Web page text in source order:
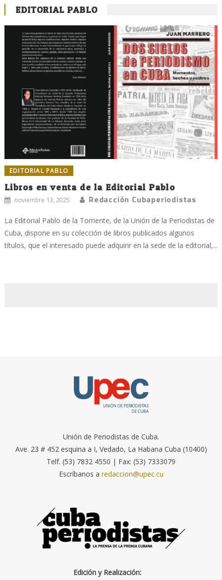
EDITORIAL PABLO
EDITORIAL PABLO
Libros en venta de la Editorial Pablo
noviembre 13, 2025 Redacción Cubaperiodistas
La Editorial Pablo de la Torriente, de la Unión de la Periodistas de
Cuba, dispone en su colección de libros publicados algunos
títulos, que el interesado puede adquirir en la sede de la editorial,...
Unión de Periodistas de Cuba.
Ave. 23 # 452 esquina a I, Vedado, La Habana Cuba (10400)
Telf. (53) 7832 4550 | Fax: (53) 7333079
Escríbanos a redaccion@upec.cu
Edición y Realización: